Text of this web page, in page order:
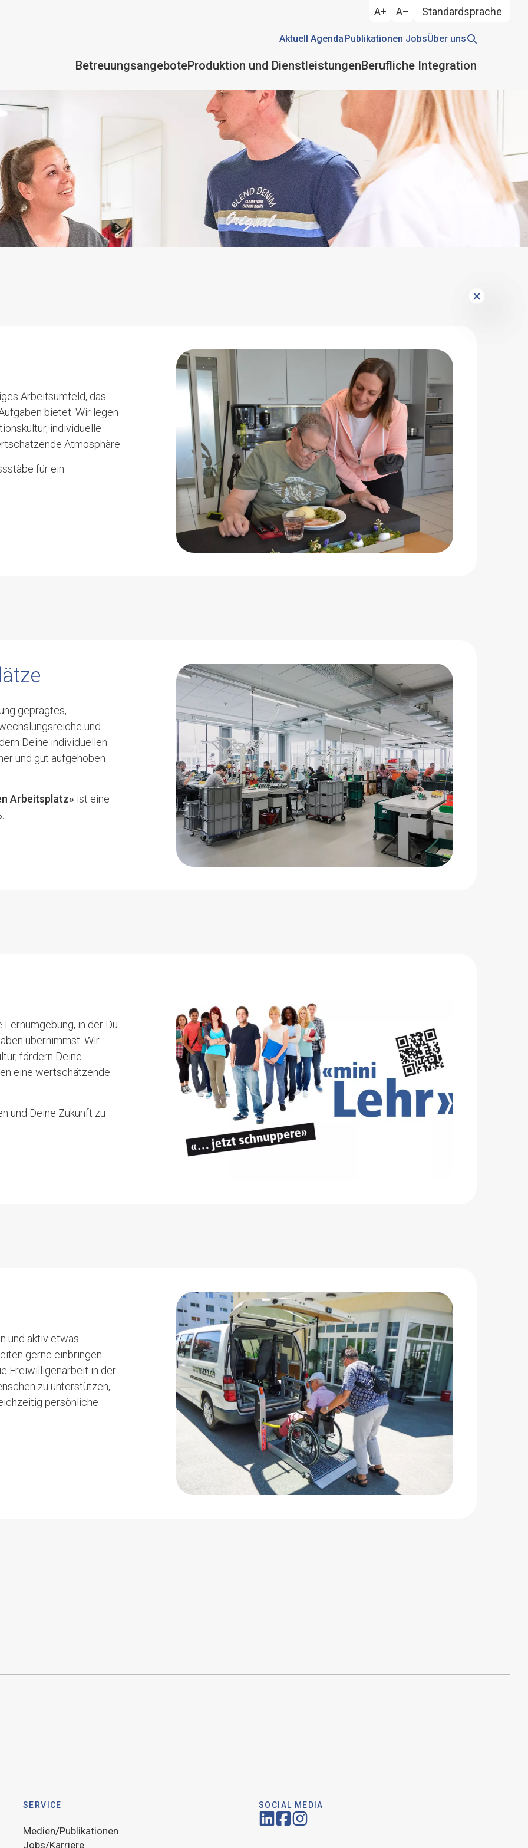
A+ A– Standardsprache
Aktuell Agenda Publikationen JobsÜber uns
BetreuungsangeboteProduktion und DienstleistungenBerufliche Integration
Arbeitsumfeld, das
bietet. Wir legen
individuelle
Atmosphäre.
für ein
%
geprägtes,
und
Deine individuellen
und gut aufgehoben
Arbeitsplatz» ist eine
in der Du
übernimmst. Wir
fördern Deine
eine wertschätzende
und Deine Zukunft zu
und aktiv etwas
gerne einbringen
Freiwilligenarbeit in der
zu unterstützen,
persönliche
SERVICE
Medien/Publikationen
Jobs/Karriere
SOCIAL MEDIA